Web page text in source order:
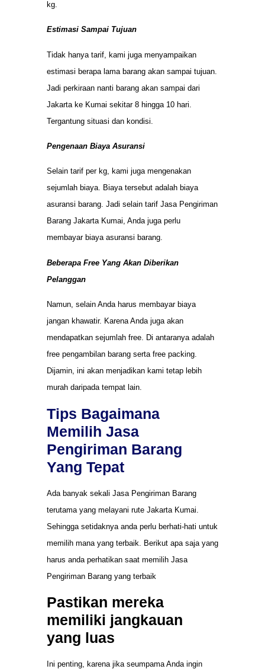
kg.
Estimasi Sampai Tujuan
Tidak hanya tarif, kami juga menyampaikan
estimasi berapa lama barang akan sampai tujuan.
Jadi perkiraan nanti barang akan sampai dari
Jakarta ke Kumai sekitar 8 hingga 10 hari.
Tergantung situasi dan kondisi.
Pengenaan Biaya Asuransi
Selain tarif per kg, kami juga mengenakan
sejumlah biaya. Biaya tersebut adalah biaya
asuransi barang. Jadi selain tarif Jasa Pengiriman
Barang Jakarta Kumai, Anda juga perlu
membayar biaya asuransi barang.
Beberapa Free Yang Akan Diberikan
Pelanggan
Namun, selain Anda harus membayar biaya
jangan khawatir. Karena Anda juga akan
mendapatkan sejumlah free. Di antaranya adalah
free pengambilan barang serta free packing.
Dijamin, ini akan menjadikan kami tetap lebih
murah daripada tempat lain.
Tips Bagaimana
Memilih Jasa
Pengiriman Barang
Yang Tepat
Ada banyak sekali Jasa Pengiriman Barang
terutama yang melayani rute Jakarta Kumai.
Sehingga setidaknya anda perlu berhati-hati untuk
memilih mana yang terbaik. Berikut apa saja yang
harus anda perhatikan saat memilih Jasa
Pengiriman Barang yang terbaik
Pastikan mereka
memiliki jangkauan
yang luas
Ini penting, karena jika seumpama Anda ingin